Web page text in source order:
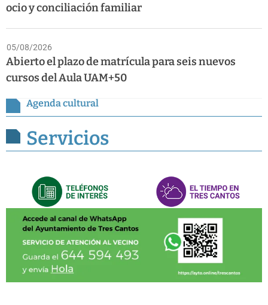
ocio y conciliación familiar
05/08/2026
Abierto el plazo de matrícula para seis nuevos
cursos del Aula UAM+50
Agenda cultural
Servicios